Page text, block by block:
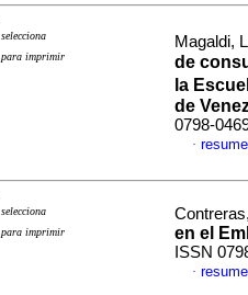
selecciona
para imprimir
Magaldi,
de
la
de
0798-
·
selecciona
para imprimir
en el
ISSN
·